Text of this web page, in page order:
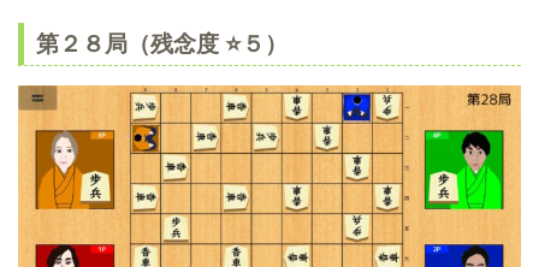
第２８局（残念度 ⭐️５）